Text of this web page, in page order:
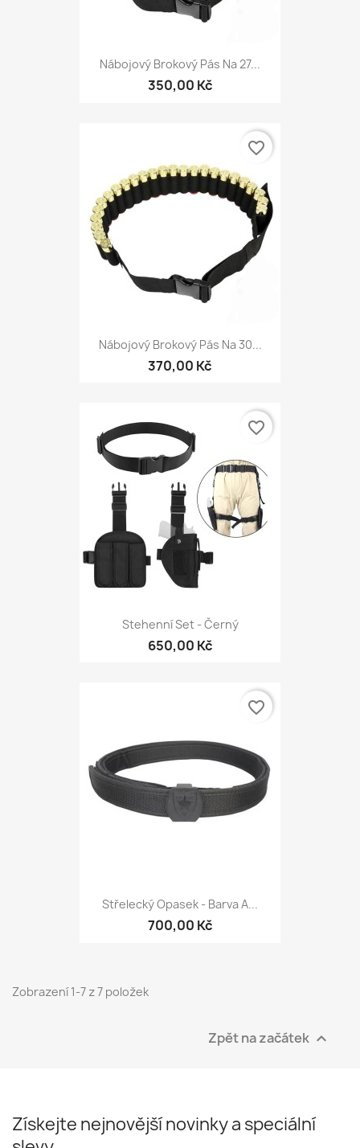
Nábojový Brokový Pás Na 27...
350,00 Kč
Nábojový Brokový Pás Na 30...
370,00 Kč
favorite_border
Stehenní Set - Černý
650,00 Kč
favorite_border
Střelecký Opasek - Barva A...
700,00 Kč
favorite_border
Zobrazení 1-7 z 7 položek
Zpět na začátek 
Získejte nejnovější novinky a speciální